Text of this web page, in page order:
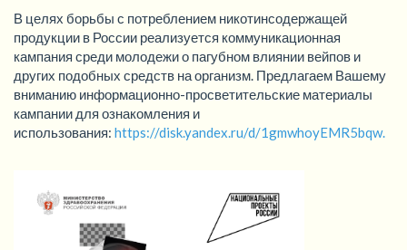
В целях борьбы с потреблением никотинсодержащей
продукции в России реализуется коммуникационная
кампания среди молодежи о пагубном влиянии вейпов и
других подобных средств на организм. Предлагаем Вашему
вниманию информационно-просветительские материалы
кампании для ознакомления и
использования: https://disk.yandex.ru/d/1gmwhoyEMR5bqw.